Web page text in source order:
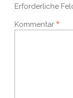
Erforderliche
Kommentar *